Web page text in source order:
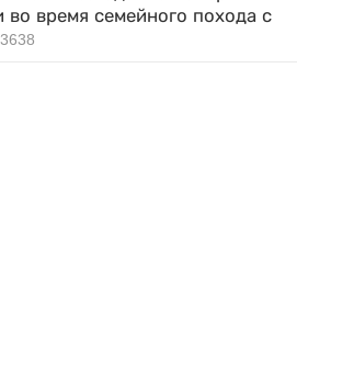
во время семейного похода с
3638